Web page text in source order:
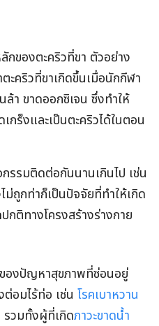
กของตะคริวที่ขา ตัวอย่าง
ะคริวที่ขาเกิดขึ้นเมื่อนักกีฬา
า ขาดออกซิเจน ซึ่งทำให้
กร็งและเป็นตะคริวได้ในตอน
รรมติดต่อกันนานเกินไป เช่น
ถูกท่าก็เป็นปัจจัยที่ทำให้เกิด
ติทางโครงสร้างร่างกาย
องปัญหาสุขภาพที่ซ่อนอยู่
อมไร้ท่อ เช่น โรคเบาหวาน
รวมทั้งผู้ที่เกิดภาวะขาดน้ำ